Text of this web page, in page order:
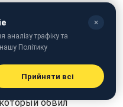
одном из фонарных
обвил
✕
трафіку та
Політику
Прийняти всі